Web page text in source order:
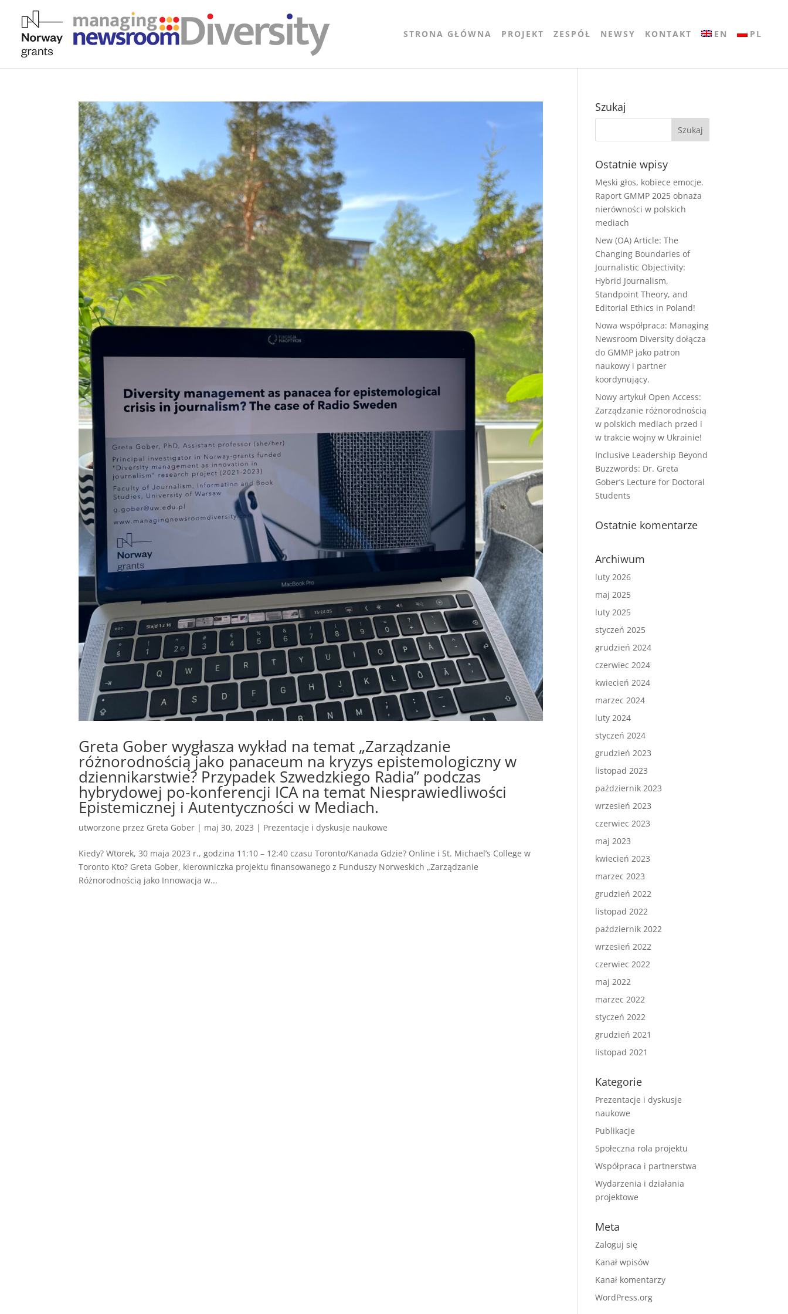
STRONA GŁÓWNA PROJEKT ZESPÓŁ NEWSY KONTAKT EN PL
Greta Gober wygłasza wykład na temat „Zarządzanie
różnorodnością jako panaceum na kryzys epistemologiczny w
dziennikarstwie? Przypadek Szwedzkiego Radia” podczas
hybrydowej po-konferencji ICA na temat Niesprawiedliwości
Epistemicznej i Autentyczności w Mediach.
utworzone przez Greta Gober | maj 30, 2023 | Prezentacje i dyskusje naukowe
Kiedy? Wtorek, 30 maja 2023 r., godzina 11:10 – 12:40 czasu Toronto/Kanada Gdzie? Online i St. Michael’s College w
Toronto Kto? Greta Gober, kierowniczka projektu finansowanego z Funduszy Norweskich „Zarządzanie
Różnorodnością jako Innowacja w...
Szukaj
Ostatnie wpisy
Męski głos, kobiece emocje.
Raport GMMP 2025 obnaża
nierówności w polskich
mediach
New (OA) Article: The
Changing Boundaries of
Journalistic Objectivity:
Hybrid Journalism,
Standpoint Theory, and
Editorial Ethics in Poland!
Nowa współpraca: Managing
Newsroom Diversity dołącza
do GMMP jako patron
naukowy i partner
koordynujący.
Nowy artykuł Open Access:
Zarządzanie różnorodnością
w polskich mediach przed i
w trakcie wojny w Ukrainie!
Inclusive Leadership Beyond
Buzzwords: Dr. Greta
Gober’s Lecture for Doctoral
Students
Ostatnie komentarze
Archiwum
luty 2026
maj 2025
luty 2025
styczeń 2025
grudzień 2024
czerwiec 2024
kwiecień 2024
marzec 2024
luty 2024
styczeń 2024
grudzień 2023
listopad 2023
październik 2023
wrzesień 2023
czerwiec 2023
maj 2023
kwiecień 2023
marzec 2023
grudzień 2022
listopad 2022
październik 2022
wrzesień 2022
czerwiec 2022
maj 2022
marzec 2022
styczeń 2022
grudzień 2021
listopad 2021
Kategorie
Prezentacje i dyskusje
naukowe
Publikacje
Społeczna rola projektu
Współpraca i partnerstwa
Wydarzenia i działania
projektowe
Meta
Zaloguj się
Kanał wpisów
Kanał komentarzy
WordPress.org